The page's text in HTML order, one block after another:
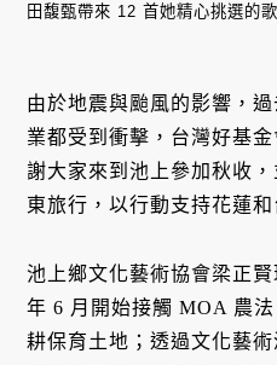
田馥甄帶來 12 首她精心挑選的歌
由於地震與颱風的影響，
業都受到衝擊，台灣好基
謝大家來到池上參加秋收
東旅行，以行動支持花蓮和
池上鄉文化藝術協會梁正
年 6 月開始接觸 MOA 農
耕保育土地；透過文化藝